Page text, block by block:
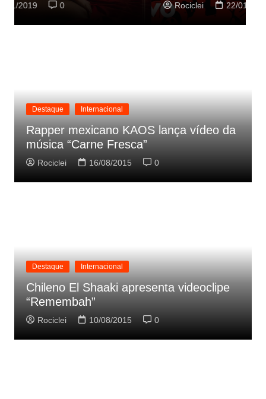
Rociclei 0
Destaque Internacional
Rapper mexicano KAOS lança vídeo da
música “Carne Fresca”
Rociclei 16/08/2015 0
Destaque Internacional
Chileno El Shaaki apresenta videoclipe
“Remembah”
Rociclei 10/08/2015 0